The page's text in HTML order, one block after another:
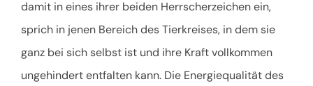
damit in eines ihrer beiden Herrscherzeichen ein,
sprich in jenen Bereich des Tierkreises, in dem sie
ganz bei sich selbst ist und ihre Kraft vollkommen
ungehindert entfalten kann. Die Energiequalität des